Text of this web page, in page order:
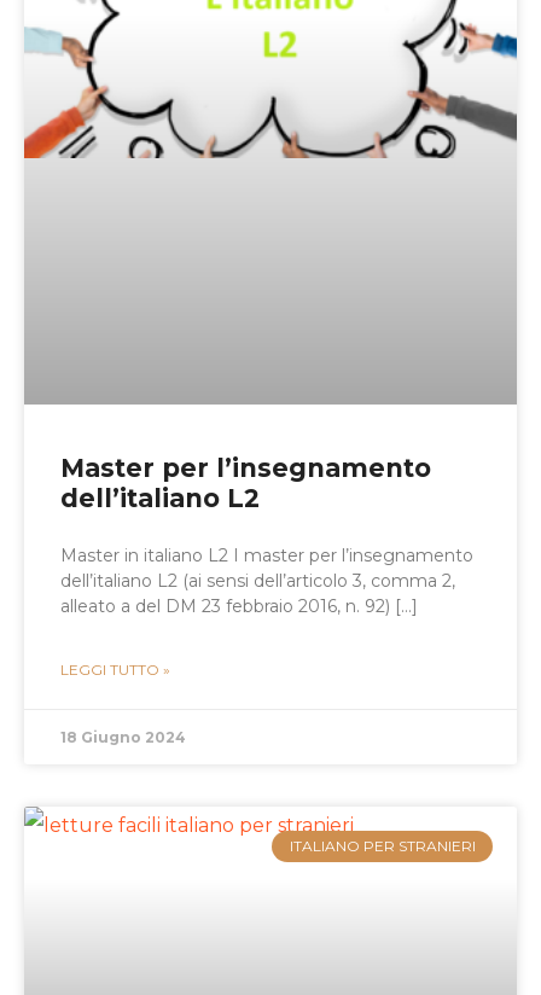
Master per l’insegnamento
dell’italiano L2
Master in italiano L2 I master per l’insegnamento
dell’italiano L2 (ai sensi dell’articolo 3, comma 2,
alleato a del DM 23 febbraio 2016, n. 92) […]
LEGGI TUTTO »
18 Giugno 2024
ITALIANO PER STRANIERI